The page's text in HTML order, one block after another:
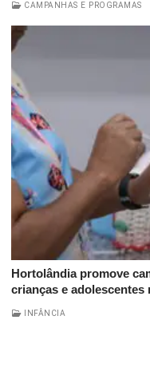
CAMPANHAS E PROGRAMAS
Hortolândia promove
crianças e adolescentes
INFÂNCIA